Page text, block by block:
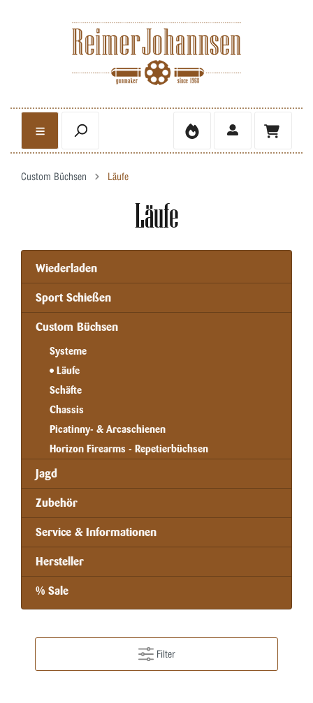
Custom Büchsen Läufe
Läufe
Wiederladen
Sport Schießen
Custom Büchsen
Systeme
Läufe
Schäfte
Chassis
Picatinny- & Arcaschienen
Horizon Firearms - Repetierbüchsen
Jagd
Zubehör
Service & Informationen
Hersteller
% Sale
Filter